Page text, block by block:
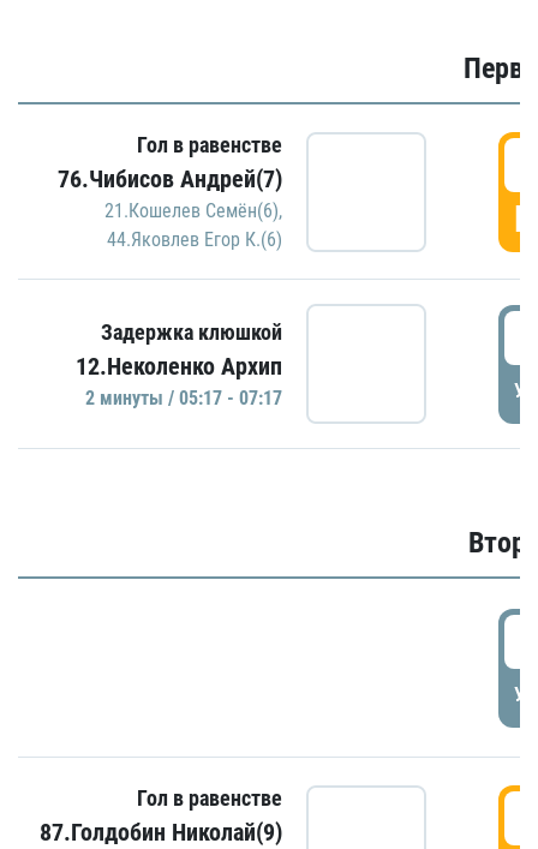
Гол в равенстве
76.Чибисов Андрей(7)
21.Кошелев Семён(6),
44.Яковлев Егор К.(6)
Задержка клюшкой
12.Неколенко Архип
2 минуты / 05:17 - 07:17
Гол в равенстве
87.Голдобин Николай(9)